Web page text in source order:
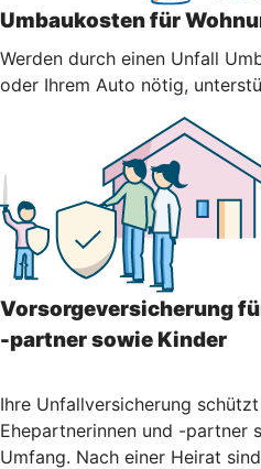
Umbaukosten für
Werden durch einen Unfall
oder Ihrem Auto nötig,
Vorsorgeversicherung
-partner sowie Kinder
Ihre Unfallversicherung
Ehepartnerinnen und -partner
Umfang. Nach einer Heirat